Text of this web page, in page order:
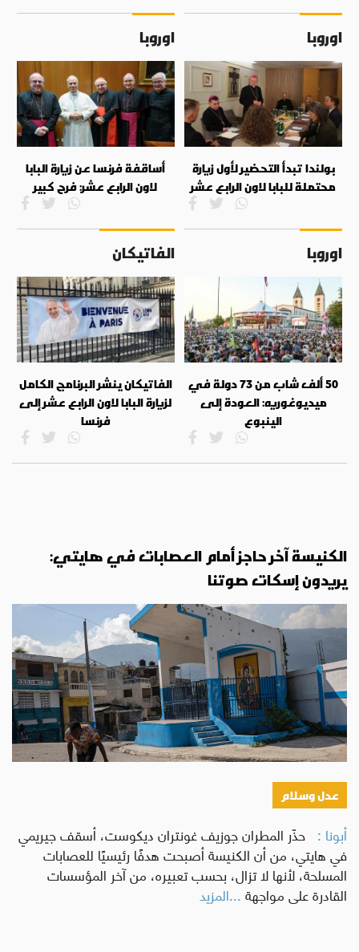
اوروبا
بولندا تبدأ التحضير لأول زيارة
محتملة للبابا لاون الرابع عشر
اوروبا
أساقفة فرنسا عن زيارة البابا
لاون الرابع عشر: فرح كبير
اوروبا
50 ألف شاب من 73 دولة في
ميديوغوريه: العودة إلى
الينبوع
الفاتيكان
الفاتيكان ينشر البرنامج الكامل
لزيارة البابا لاون الرابع عشر إلى
فرنسا
الكنيسة آخر حاجز أمام العصابات في هايتي:
يريدون إسكات صوتنا
عدل وسلام
أبونا : حذّر المطران جوزيف غونتران ديكوست، أسقف جيريمي
في هايتي، من أن الكنيسة أصبحت هدفًا رئيسيًا للعصابات
المسلحة، لأنها لا تزال، بحسب تعبيره، من آخر المؤسسات
القادرة على مواجهة...المزيد